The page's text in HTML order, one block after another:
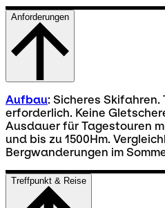
Anforderungen
Aufbau: Sicheres
erforderlich. Keine
Ausdauer für Tagestouren
und bis zu 1500Hm.
Bergwanderungen im
Treffpunkt & Reise